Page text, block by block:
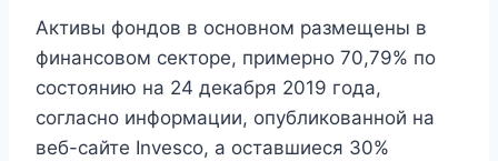
Активы фондов в основном размещены в
финансовом секторе, примерно 70,79% по
состоянию на 24 декабря 2019 года,
согласно информации, опубликованной на
веб-сайте Invesco, а оставшиеся 30%